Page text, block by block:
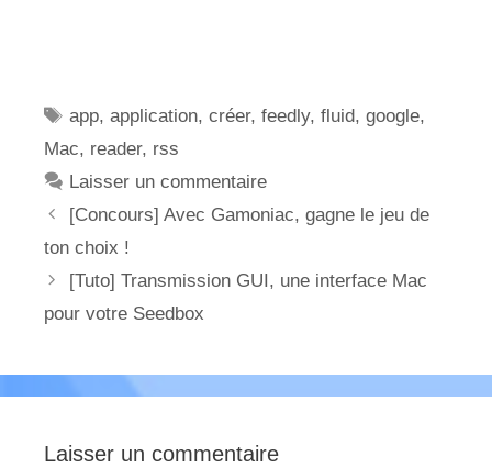
Étiquettes
app,application,créer,feedly,fluid,google,
Mac, reader, rss
Laisser un commentaire
[Concours] Avec Gamoniac, gagne le jeu de
ton choix !
[Tuto] Transmission GUI, une interface Mac
pour votre Seedbox
Laisser un commentaire